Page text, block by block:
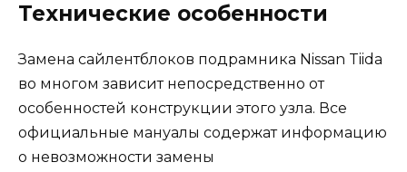
Технические особенности
Замена сайлентблоков подрамника Nissan Tiida
во многом зависит непосредственно от
особенностей конструкции этого узла. Все
официальные мануалы содержат информацию
о невозможности замены